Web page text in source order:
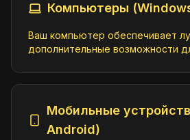
Comedy ID:
https://jmp2.uk/plu-
882450a.m3u8
Beavis and Butt-
ID:
https://jmp2.uk/plu-
Компьютеры
Ваш компьютер обеспечивает
дополнительные возможности
Мобильные
Android)